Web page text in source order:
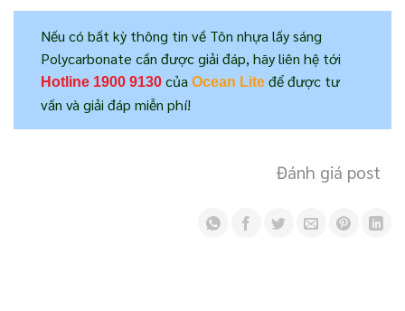
Nếu có bất kỳ thông tin về Tôn nhựa lấy sáng
Polycarbonate cần được giải đáp, hãy liên hệ tới
Hotline 1900 9130 của Ocean Lite để được tư
vấn và giải đáp miễn phí!
Đánh giá post